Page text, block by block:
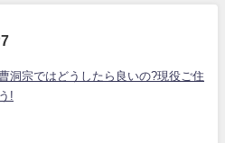
洞宗ではどうしたら良いの?現役ご住
!